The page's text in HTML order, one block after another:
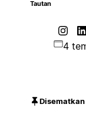
Tautan
4